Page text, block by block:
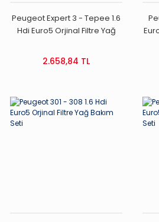
Peugeot Expert 3 - Tepee 1.6
Hdi Euro5 Orjinal Filtre Yağ
2.658,84 TL